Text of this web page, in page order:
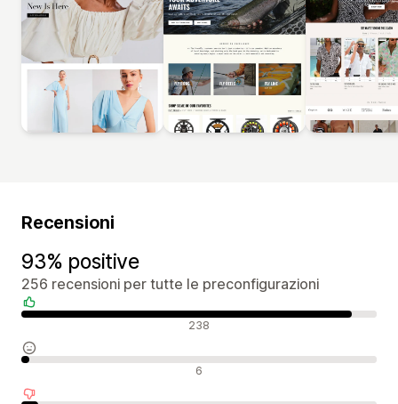
Recensioni
93% positive
256 recensioni per tutte le preconfigurazioni
Recensioni positive 238
Recensioni neutrali 6